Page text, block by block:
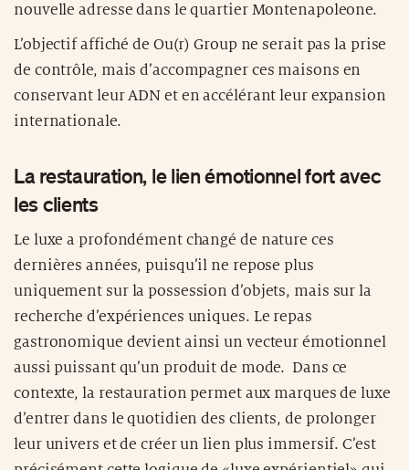
nouvelle adresse dans le quartier Montenapoleone.
L’objectif affiché de Ou(r) Group ne serait pas la prise
de contrôle, mais d’accompagner ces maisons en
conservant leur ADN et en accélérant leur expansion
internationale.
La restauration, le lien émotionnel fort avec
les clients
Le luxe a profondément changé de nature ces
dernières années, puisqu’il ne repose plus
uniquement sur la possession d’objets, mais sur la
recherche d’expériences uniques. Le repas
gastronomique devient ainsi un vecteur émotionnel
aussi puissant qu’un produit de mode. Dans ce
contexte, la restauration permet aux marques de luxe
d’entrer dans le quotidien des clients, de prolonger
leur univers et de créer un lien plus immersif. C’est